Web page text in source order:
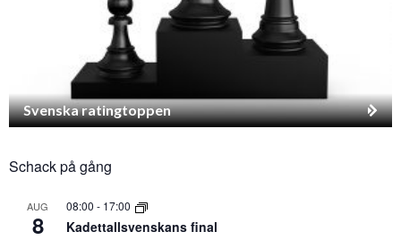
Svenska ratingtoppen
Schack på gång
AUG
8
08:00 - 17:00
Kadettallsvenskans final